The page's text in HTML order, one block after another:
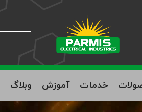
خدمات آموزش وبلاگ